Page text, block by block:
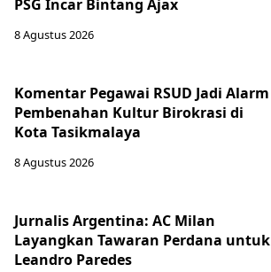
PSG Incar Bintang Ajax
8 Agustus 2026
Komentar Pegawai RSUD Jadi Alarm
Pembenahan Kultur Birokrasi di
Kota Tasikmalaya
8 Agustus 2026
Jurnalis Argentina: AC Milan
Layangkan Tawaran Perdana untuk
Leandro Paredes